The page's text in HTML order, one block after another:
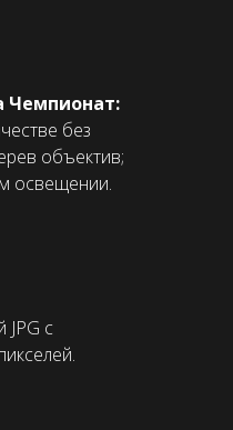
Чемпионат:
без
объектив;
освещении.
с